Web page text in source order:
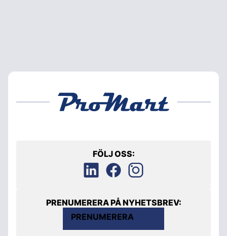
FÖLJ OSS:
PRENUMERERA PÅ NYHETSBREV:
PRENUMERERA